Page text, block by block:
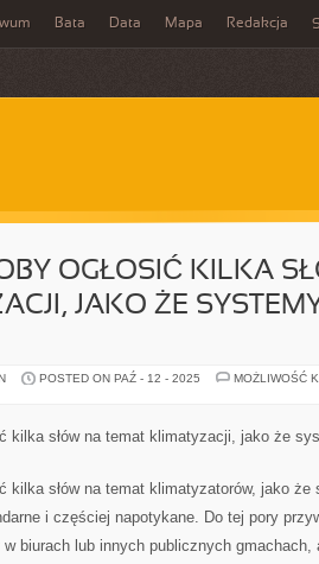
Bata Data Mapa Redakcja
OGŁOSIĆ KILKA
JAKO ŻE
POSTED ON PAŹ - 12 - 2025
MOŻLIWOŚĆ
kilka słów na temat klimatyzacji, jako że
kilka słów na temat klimatyzatorów, jako
i częściej napotykane. Do tej pory
biurach lub innych publicznych gmachach,